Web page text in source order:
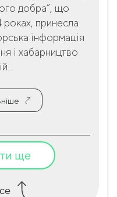
добра”, що
роках, принесла
інформація
і хабарництво
ще